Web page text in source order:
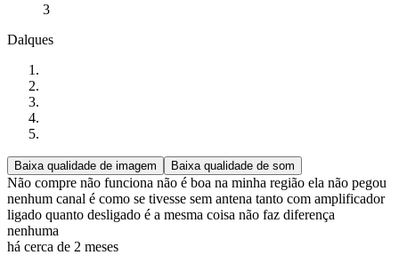
3
Dalques
Baixa qualidade de imagem Baixa qualidade de som
Não compre não funciona não é boa na minha região ela não pegou
nenhum canal é como se tivesse sem antena tanto com amplificador
ligado quanto desligado é a mesma coisa não faz diferença
nenhuma
há cerca de 2 meses